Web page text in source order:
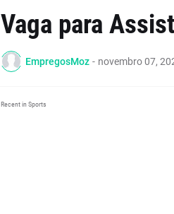
Vaga para
EmpregosMoz - novembro 07,
Recent in Sports